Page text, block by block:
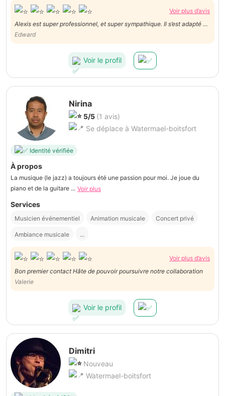
Voir plus d’avis
Alexis est super professionnel, et super sympathique. Il s’est adapté en
quelques jours et a su jouer les 3 morceaux que nous lui avions
demandé. On le recommande les yeux fermés.
Edward
Voir le profil
Nirina
5/5 (1 avis)
Se déplace à Watermael-boitsfort
Identité vérifiée
À propos
La musique (le jazz) a toujours été une passion pour moi. Je joue du
piano et de la guitare ... Voir plus
Services
Musicien événementiel Animation musicale Concert privé
Ambiance musicale ...
Voir plus d’avis
Bon premier contact Hâte de pouvoir poursuivre notre collaboration
Valerie
Voir le profil
Dimitri
Nouveau
Watermael-boitsfort